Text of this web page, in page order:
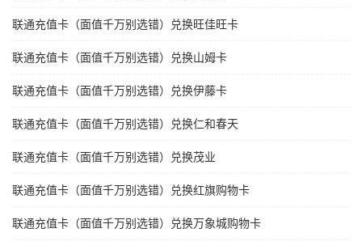
联通充值卡（面值千万别选错）兑换旺佳旺卡
联通充值卡（面值千万别选错）兑换山姆卡
联通充值卡（面值千万别选错）兑换伊藤卡
联通充值卡（面值千万别选错）兑换仁和春天
联通充值卡（面值千万别选错）兑换茂业
联通充值卡（面值千万别选错）兑换红旗购物卡
联通充值卡（面值千万别选错）兑换万象城购物卡